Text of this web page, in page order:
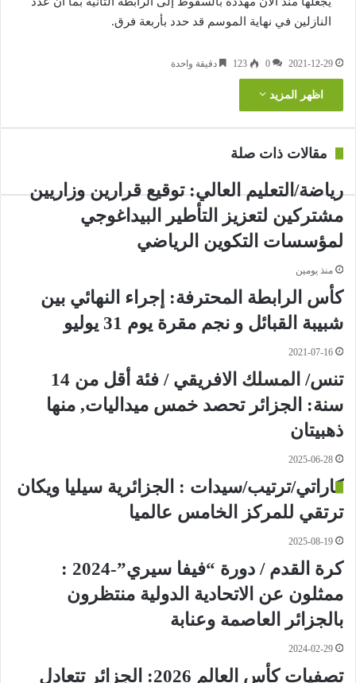
النازلين في نهاية الموسم قد حدد بأربعة فرق.
2021-12-29
0
123 دقيقة واحدة
اظهر المزيد
مقالات ذات صلة
رياضة/التعليم العالي: توقيع قرارين وزاريين
مشتركين لتعزيز التأطير البيداغوجي
لمؤسسات التكوين الرياضي
منذ يومين
كأس الرابطة المحترفة: إجراء النهائي بين
شبيبة القبائل و نجم مقرة يوم 31 يوليو
2021-07-16
تنس/ المسلك الافريقي / فئة أقل من 14
سنة: الجزائر تحصد خمس ميداليات, منها
ذهبيتان
2025-06-28
كاراتي/ترتيب/سيدات : الجزائرية سيليا ويكان
ترتقي للمركز الخامس عالميا
2025-08-19
كرة القدم / دورة “فيفا سيري”-2024 :
ممثلون عن الاتحادية الدولية منتظرون
بالجزائر العاصمة وعنابة
2024-02-29
تصفيات كأس العالم 2026: الجزائر تتعادل